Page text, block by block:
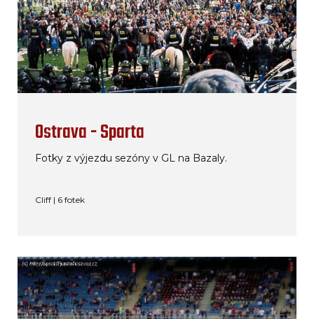
Ostrava - Sparta
Fotky z výjezdu sezóny v GL na Bazaly.
Cliff | 6 fotek